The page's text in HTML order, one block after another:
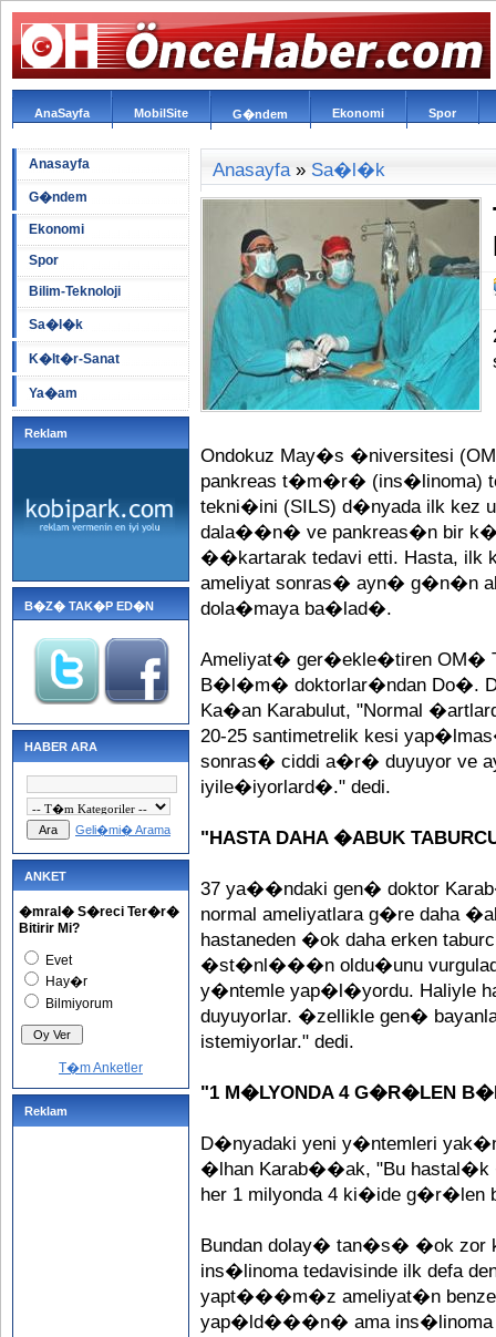
AnaSayfa MobilSite G�ndem Ekonomi Spor
Anasayfa
G�ndem
Ekonomi
Spor
Bilim-Teknoloji
Sa�l�k
K�lt�r-Sanat
Ya�am
Reklam
B�Z� TAK�P ED�N
HABER ARA
Geli�mi� Arama
ANKET
�mral� S�reci Ter�r�
Bitirir Mi?
Evet
Hay�r
Bilmiyorum
T�m Anketler
Reklam
Anasayfa» Sa�l�k
Ondokuz May�s �niversitesi
pankreas t�m�r� (ins�linoma)
tekni�ini (SILS) d�nyada ilk kez
dala��n� ve pankreas�n bir
��kartarak tedavi etti. Hasta,
ameliyat sonras� ayn� g�n�n
dola�maya ba�lad�.
Ameliyat� ger�ekle�tiren OM�
B�l�m� doktorlar�ndan Do�.
Ka�an Karabulut, "Normal
20-25 santimetrelik kesi
sonras� ciddi a�r� duyuyor ve
iyile�iyorlard�." dedi.
"HASTA DAHA �ABUK
37 ya��ndaki gen� doktor
normal ameliyatlara g�re daha
hastaneden �ok daha erken
�st�nl���n oldu�unu
y�ntemle yap�l�yordu. Haliyle
duyuyorlar. �zellikle gen�
istemiyorlar." dedi.
"1 M�LYONDA 4 G�R�LEN
D�nyadaki yeni y�ntemleri
�lhan Karab��ak, "Bu
her 1 milyonda 4 ki�ide
Bundan dolay� tan�s� �ok zor
ins�linoma tedavisinde ilk defa
yapt���m�z ameliyat�n
yap�ld���n� ama